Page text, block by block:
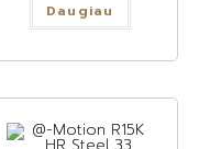
Daugiau